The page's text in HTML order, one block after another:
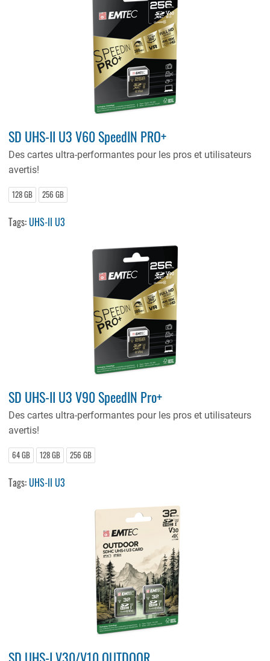
SD UHS-II U3 V60 SpeedIN PRO+
Des cartes ultra-performantes pour les pros et utilisateurs
avertis!
128 GB 256 GB
Tags:UHS-II U3
SD UHS-II U3 V90 SpeedIN Pro+
Des cartes ultra-performantes pour les pros et utilisateurs
avertis!
64 GB 128 GB 256 GB
Tags:UHS-II U3
SD UHS-I V30/V10 OUTDOOR